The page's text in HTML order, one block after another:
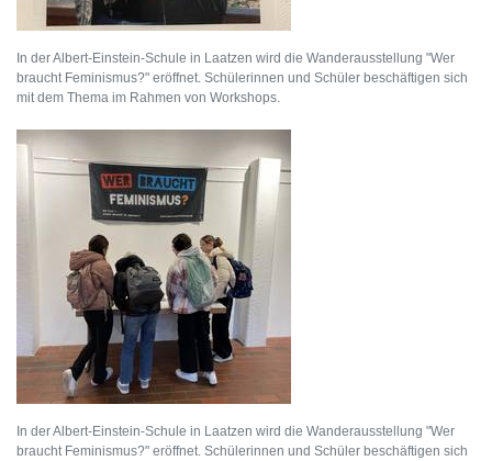
In der Albert-Einstein-Schule in Laatzen wird die Wanderausstellung "Wer
braucht Feminismus?" eröffnet. Schülerinnen und Schüler beschäftigen sich
mit dem Thema im Rahmen von Workshops.
In der Albert-Einstein-Schule in Laatzen wird die Wanderausstellung "Wer
braucht Feminismus?" eröffnet. Schülerinnen und Schüler beschäftigen sich